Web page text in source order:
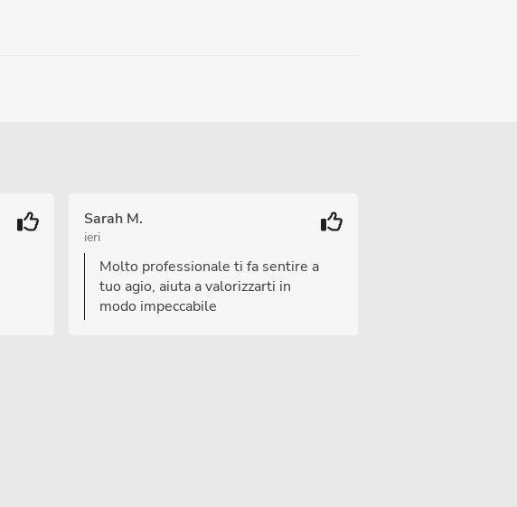
Sarah M.
ieri
Molto professionale ti fa sentire a
tuo agio, aiuta a valorizzarti in
modo impeccabile